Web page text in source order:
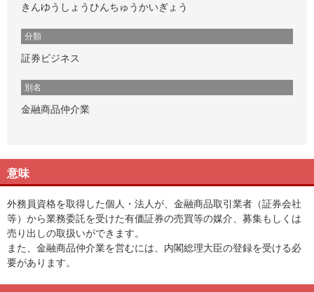
きんゆうしょうひんちゅうかいぎょう
分類
証券ビジネス
別名
金融商品仲介業
意味
外務員資格を取得した個人・法人が、金融商品取引業者（証券会社
等）から業務委託を受けた有価証券の売買等の媒介、募集もしくは
売り出しの取扱いができます。
また、金融商品仲介業を営むには、内閣総理大臣の登録を受ける必
要があります。